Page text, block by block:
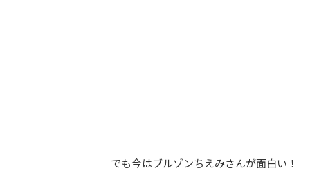
でも今はブルゾンちえみさんが面白い！